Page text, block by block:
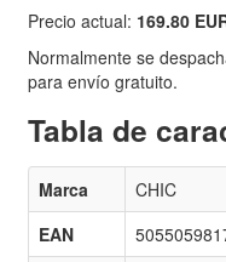
Precio actual: 169.80
Normalmente se
para envío gratuito.
Tabla de
Marca
CHIC
EAN